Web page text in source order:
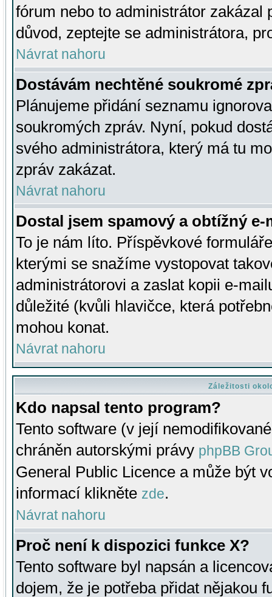
fórum nebo to administrátor zakázal
důvod, zeptejte se administrátora,
Návrat nahoru
Dostávám nechtěné soukromé
Plánujeme přidání seznamu
soukromých zpráv. Nyní, pokud
svého administrátora, který má tu
zpráv zakázat.
Návrat nahoru
Dostal jsem spamový a obtížný
To je nám líto. Příspěvkové
kterými se snažíme vystopovat
administrátorovi a zaslat kopii e-
důležité (kvůli hlavičce, která
mohou konat.
Návrat nahoru
Záležitosti
Kdo napsal tento program?
Tento software (v její
chráněn autorskými právy phpBB
General Public Licence a může být
informací klikněte zde.
Návrat nahoru
Proč není k dispozici funkce X?
Tento software byl napsán a
dojem, že je potřeba přidat nějakou